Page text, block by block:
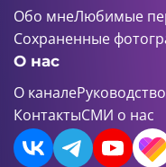
Обо мнеЛюбимые
Сохраненные
О нас
О каналеРуководство
КонтактыСМИ о нас